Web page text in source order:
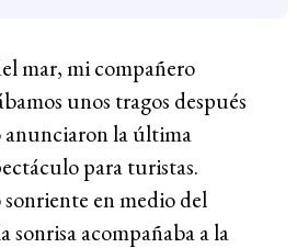
mar, mi compañero
unos tragos después
anunciaron la última
para turistas.
en medio del
sonrisa acompañaba a la